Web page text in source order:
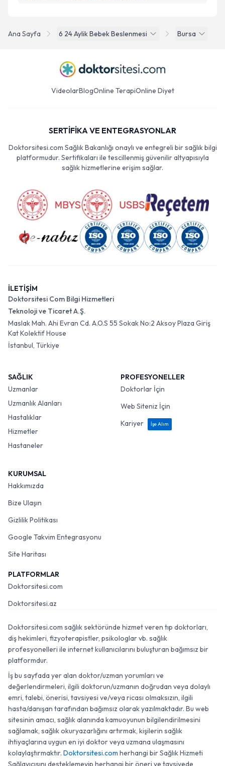
Ana Sayfa 6 24 Aylik Bebek Beslenmesi Bursa
VideolarBlogOnline TerapiOnline Diyet
SERTİFİKA VE ENTEGRASYONLAR
Doktorsitesi.com Sağlık Bakanlığı onaylı ve entegreli bir sağlık bilgi
platformudur. Sertifikaları ile tescillenmiş güvenilir altyapısıyla
sağlık hizmetlerine erişim sağlar.
İLETİŞİM
Doktorsitesi Com Bilgi Hizmetleri
Teknoloji ve Ticaret A.Ş.
Maslak Mah. Ahi Evran Cd. A.O.S 55 Sokak No:2 Aksoy Plaza Giriş
Kat Kolektif House
İstanbul, Türkiye
SAĞLIK
Uzmanlar
Uzmanlık Alanları
Hastalıklar
Hizmetler
Hastaneler
PROFESYONELLER
Doktorlar İçin
Web Siteniz İçin
Kariyer
İşe Alım
KURUMSAL
Hakkımızda
Bize Ulaşın
Gizlilik Politikası
Google Takvim Entegrasyonu
Site Haritası
PLATFORMLAR
Doktorsitesi.com
Doktorsitesi.az
Doktorsitesi.com sağlık sektöründe hizmet veren tıp doktorları,
diş hekimleri, fizyoterapistler, psikologlar vb. sağlık
profesyonelleri ile internet kullanıcılarını buluşturan bağımsız bir
platformdur.
İş bu sayfada yer alan doktor/uzman yorumları ve
değerlendirmeleri, ilgili doktorun/uzmanın doğrudan veya dolaylı
emri, talebi, önerisi, tavsiyesi ve/veya ricası olmaksızın, ilgili
hasta/danışan tarafından bağımsız olarak yazılmaktadır. Bu web
sitesinin amacı, sağlık alanında kamuoyunun bilgilendirilmesini
sağlamak, sağlık okuryazarlığını artırmak, kişilerin sağlık
ihtiyaçlarına uygun en iyi doktor veya uzmana ulaşmasını
kolaylaştırmaktır. Doktorsitesi.com herhangi bir Sağlık Hizmeti
Sağlayıcısını desteklemeyip herhangi bir öneri ve tavsiyede